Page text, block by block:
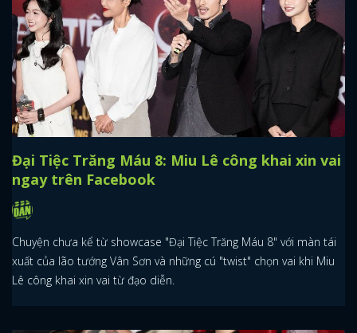
Đại Tiệc Trăng Máu 8: Miu Lê công khai xin vai
ngay trên Facebook
Chuyện chưa kể từ showcase "Đại Tiệc Trăng Máu 8" với màn tái
xuất của lão tướng Vân Sơn và những cú "twist" chọn vai khi Miu
Lê công khai xin vai từ đạo diễn.